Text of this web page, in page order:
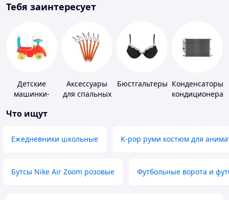
Тебя заинтересует
Детские
машинки-
Аксессуары
для спальных
Бюстгальтеры Конденсаторы
кондиционера
Что ищут
Ежедневники школьные K-pop руми костюм для
Бутсы Nike Air Zoom розовые Футбольные ворота и